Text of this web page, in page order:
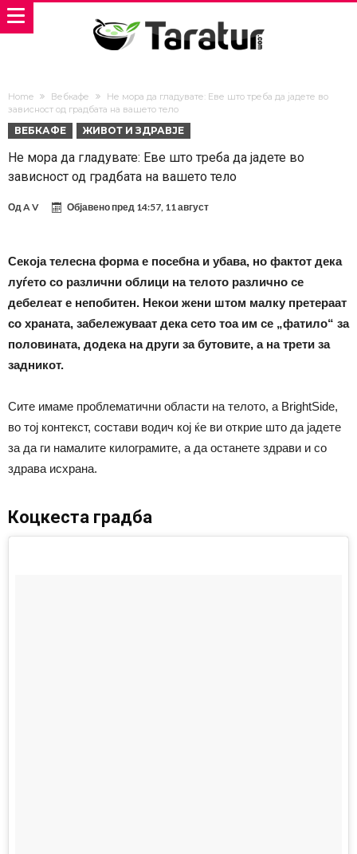
Home Вебкафе
Не мора да гладувате: Еве што треба да јадете во
зависност од градбата на вашето тело
ВЕБКАФЕ ЖИВОТ И ЗДРАВЈЕ
Не мора да гладувате: Еве што треба да јадете во
зависност од градбата на вашето тело
ОдA V Објавено пред 14:57, 11 август
Секоја телесна форма е посебна и убава, но фактот дека
луѓето со различни облици на телото различно се
дебелеат е непобитен. Некои жени штом малку претераат
со храната, забележуваат дека сето тоа им се „фатило“ за
половината, додека на други за бутовите, а на трети за
задникот.
Сите имаме проблематични области на телото, а BrightSide,
во тој контекст, состави водич кој ќе ви открие што да јадете
за да ги намалите килограмите, а да останете здрави и со
здрава исхрана.
Коцкеста градба